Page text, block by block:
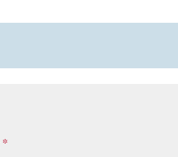
*